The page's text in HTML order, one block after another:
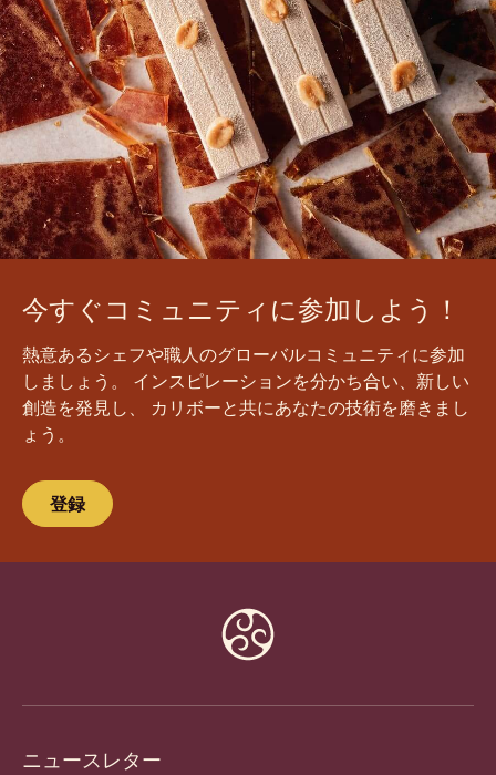
今すぐコミュニティに参加しよう！
熱意あるシェフや職人のグローバルコミュニティに参加
しましょう。 インスピレーションを分かち合い、新しい
創造を発見し、 カリボーと共にあなたの技術を磨きまし
ょう。
登録
ニュースレター